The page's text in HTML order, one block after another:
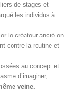
de stages et
les individus à
le créateur ancré en
contre la routine et
au concept et
d’imaginer,
veine.